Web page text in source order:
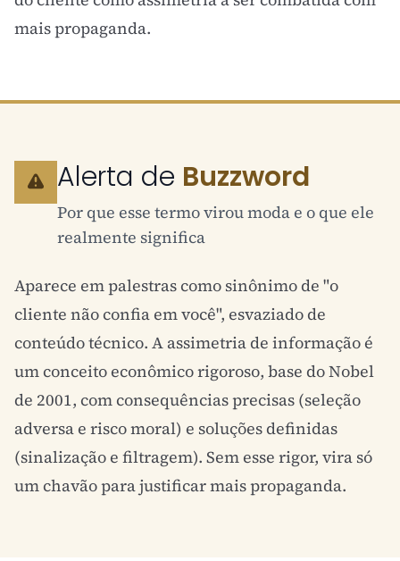
mais propaganda.
Alerta de Buzzword
Por que esse termo virou moda e o que ele
realmente significa
Aparece em palestras como sinônimo de "o
cliente não confia em você", esvaziado de
conteúdo técnico. A assimetria de informação é
um conceito econômico rigoroso, base do Nobel
de 2001, com consequências precisas (seleção
adversae risco moral) e soluções definidas
(sinalização e filtragem). Sem esse rigor, vira só
um chavão para justificar mais propaganda.